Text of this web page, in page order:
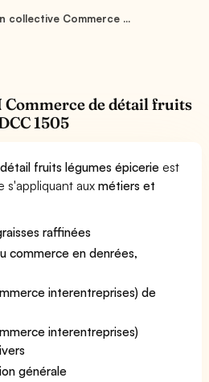
collective Commerce ...
Commerce de détail fruits
1505
fruits légumes épicerie est
s'appliquant auxmétiers et
raffinées
commerce en denrées,
interentreprises) de
interentreprises)
générale